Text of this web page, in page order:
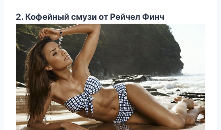
2. Кофейный смузи от Рейчел Финч